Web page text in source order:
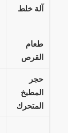
آلة خلط
طعام
القرص
حجر
المطبخ
المتحرك